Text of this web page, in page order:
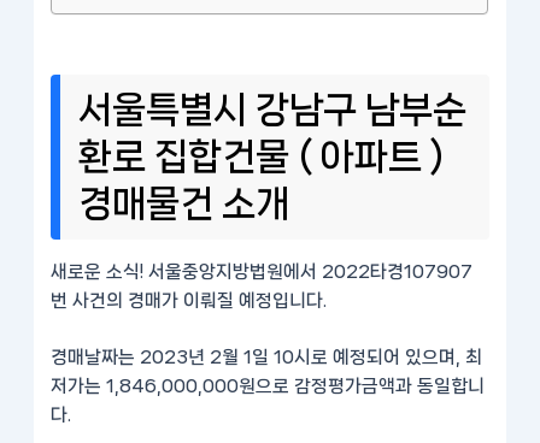
서울특별시 강남구 남부순
환로 집합건물 ( 아파트 )
경매물건 소개
새로운 소식! 서울중앙지방법원에서 2022타경107907
번 사건의 경매가 이뤄질 예정입니다.
경매날짜는 2023년 2월 1일 10시로 예정되어 있으며, 최
저가는 1,846,000,000원으로 감정평가금액과 동일합니
다.